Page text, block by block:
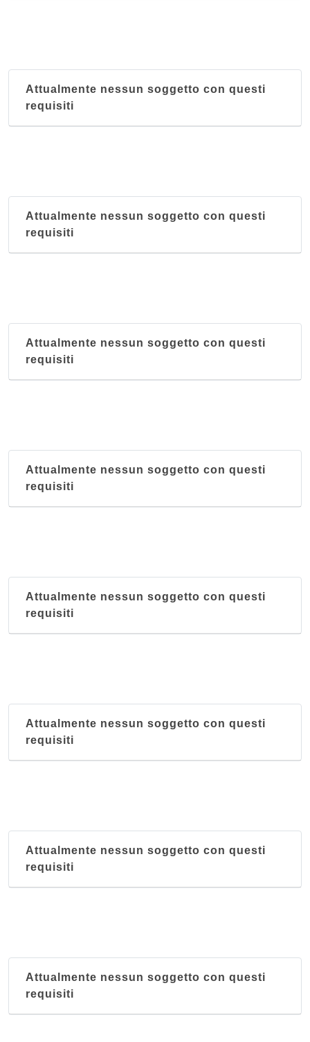
Attualmente nessun soggetto con questi
requisiti
Attualmente nessun soggetto con questi
requisiti
Attualmente nessun soggetto con questi
requisiti
Attualmente nessun soggetto con questi
requisiti
Attualmente nessun soggetto con questi
requisiti
Attualmente nessun soggetto con questi
requisiti
Attualmente nessun soggetto con questi
requisiti
Attualmente nessun soggetto con questi
requisiti